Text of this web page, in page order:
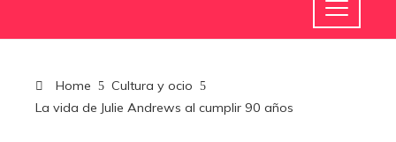
Home
Cultura y ocio
La vida de Julie Andrews al cumplir 90 años